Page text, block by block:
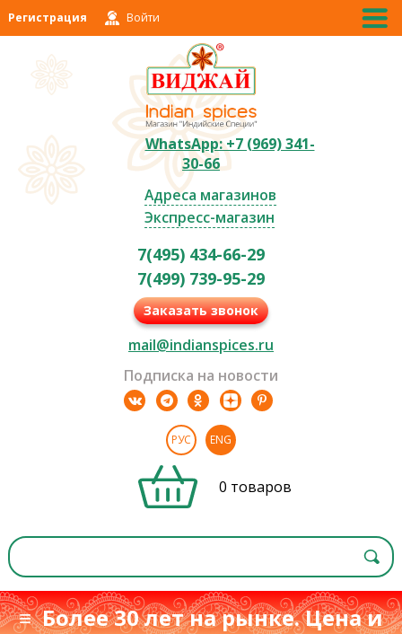
Регистрация Войти
WhatsApp: +7 (969) 341-
30-66
Адреса магазинов
Экспресс-магазин
7(495) 434-66-29
7(499) 739-95-29
Заказать звонок
mail@indianspices.ru
Подписка на новости
РУС ENG
0 товаров
≡ Более 30 лет на рынке. Цена и